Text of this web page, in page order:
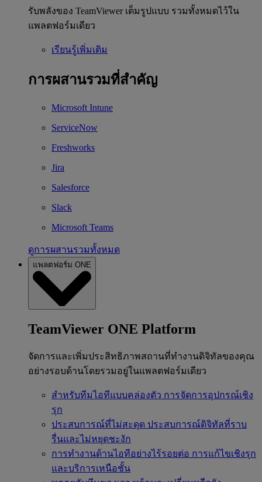
รับพลังของ TeamViewer เต็มรูปแบบ รวมทั้งหมดไว้ใน
แพลตฟอร์มเดียว
เรียนรู้เพิ่มเติม
การผสานรวมที่สำคัญ
Microsoft Intune
ServiceNow
Freshworks
Jira
Salesforce
Slack
Microsoft Teams
ดูการผสานรวมทั้งหมด
แพลตฟอร์ม ONE
TeamViewer ONE Platform
จัดการและเพิ่มประสิทธิภาพสถานที่ทำงานดิจิทัลของคุณ
อย่างรอบด้านโดยรวมอยู่ในแพลตฟอร์มเดียว
สำหรับทีมไอทีแบบคล่องตัว การจัดการอุปกรณ์เชิง
รุก
ประสบการณ์ที่ไม่สะดุด ประสบการณ์ดิจิทัลที่ราบ
รื่นและไม่หยุดชะงัก
การทำงานด้านไอทีอย่างไร้รอยต่อ การแก้ไขเชิงรุก
และบริการเหนือชั้น